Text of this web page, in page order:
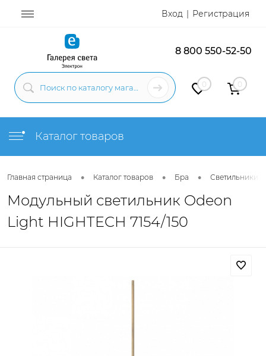
Вход Регистрация
8 800 550-52-50
0 0
Каталог товаров
Главная страница • Каталог товаров • Бра • Светильники
Модульный светильник Odeon
Light HIGHTECH 7154/150